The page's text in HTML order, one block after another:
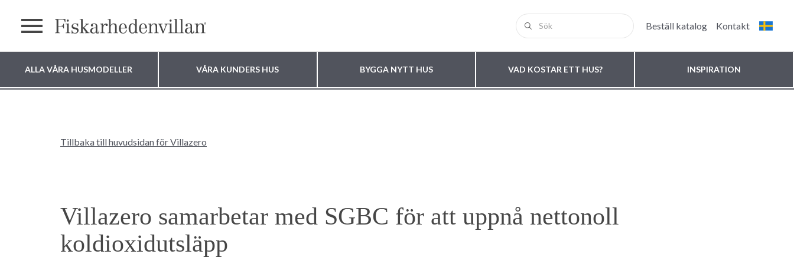
Beställ katalog Kontakt
ALLA VÅRA HUSMODELLER VÅRA KUNDERS HUS BYGGA NYTT HUS VAD KOSTAR ETT HUS? INSPIRATION
ditt hus?
Tillbaka till huvudsidan för Villazero
Villazero samarbetar med SGBC för att uppnå nettonoll
koldioxidutsläpp